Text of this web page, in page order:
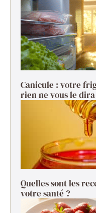
Canicule : votre
rien ne vous le dira
Quelles sont les
votre santé ?